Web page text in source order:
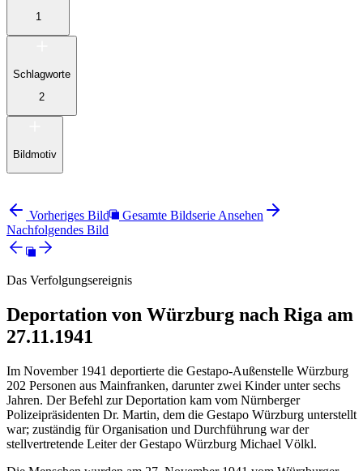
1
Schlagworte
2
Bildmotiv
Vorheriges Bild
Gesamte Bildserie Ansehen
Nachfolgendes Bild
Das Verfolgungsereignis
Deportation von Würzburg nach Riga am
27.11.1941
Im November 1941 deportierte die Gestapo-Außenstelle Würzburg
202 Personen aus Mainfranken, darunter zwei Kinder unter sechs
Jahren. Der Befehl zur Deportation kam vom Nürnberger
Polizeipräsidenten Dr. Martin, dem die Gestapo Würzburg unterstellt
war; zuständig für Organisation und Durchführung war der
stellvertretende Leiter der Gestapo Würzburg Michael Völkl.